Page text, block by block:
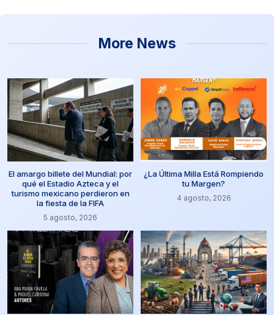
More News
El amargo billete del Mundial: por
qué el Estadio Azteca y el
turismo mexicano perdieron en
la fiesta de la FIFA
5 agosto, 2026
¿La Última Milla Está Rompiendo
tu Margen?
4 agosto, 2026